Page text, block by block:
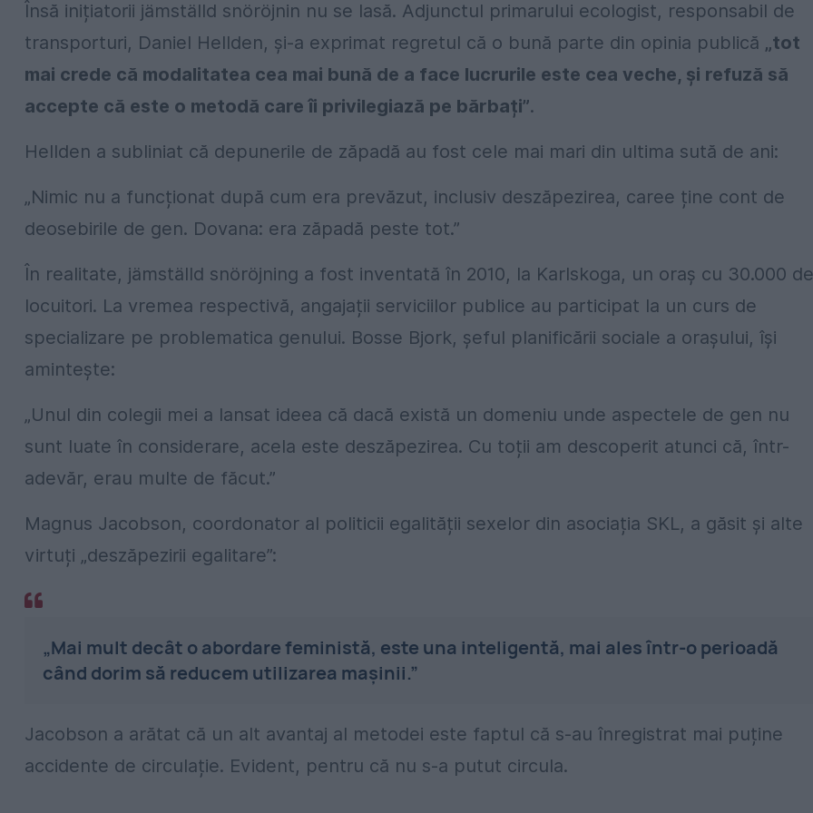
Însă inițiatorii jämställd snöröjnin nu se lasă. Adjunctul primarului ecologist, responsabil de
transporturi, Daniel Hellden, și-a exprimat regretul că o bună parte din opinia publică „tot
mai crede că modalitatea cea mai bună de a face lucrurile este cea veche, și refuză să
accepte că este o metodă care îi privilegiază pe bărbați”.
Hellden a subliniat că depunerile de zăpadă au fost cele mai mari din ultima sută de ani:
„Nimic nu a funcționat după cum era prevăzut, inclusiv deszăpezirea, caree ține cont de
deosebirile de gen. Dovana: era zăpadă peste tot.”
În realitate, jämställd snöröjning a fost inventată în 2010, la Karlskoga, un oraș cu 30.000 de
locuitori. La vremea respectivă, angajații serviciilor publice au participat la un curs de
specializare pe problematica genului. Bosse Bjork, șeful planificării sociale a orașului, își
amintește:
„Unul din colegii mei a lansat ideea că dacă există un domeniu unde aspectele de gen nu
sunt luate în considerare, acela este deszăpezirea. Cu toții am descoperit atunci că, într-
adevăr, erau multe de făcut.”
Magnus Jacobson, coordonator al politicii egalității sexelor din asociația SKL, a găsit și alte
virtuți „deszăpezirii egalitare”:
„Mai mult decât o abordare feministă, este una inteligentă, mai ales într-o perioadă
când dorim să reducem utilizarea mașinii.”
Jacobson a arătat că un alt avantaj al metodei este faptul că s-au înregistrat mai puține
accidente de circulație. Evident, pentru că nu s-a putut circula.